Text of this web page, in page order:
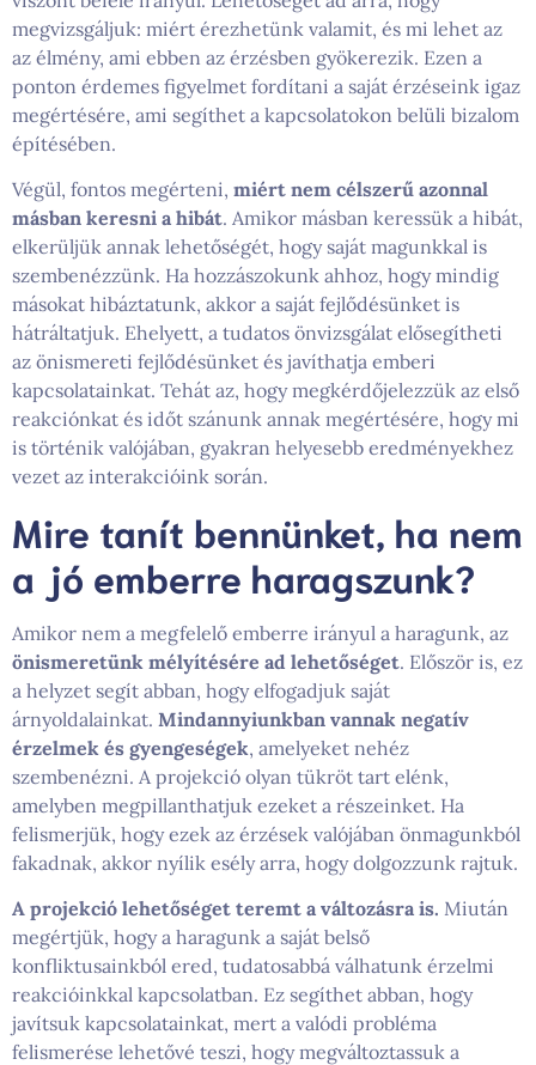
megvizsgáljuk: miért érezhetünk valamit, és mi lehet az
az élmény, ami ebben az érzésben gyökerezik. Ezen a
ponton érdemes figyelmet fordítani a saját érzéseink igaz
megértésére, ami segíthet a kapcsolatokon belüli bizalom
építésében.
Végül, fontos megérteni, miért nem célszerű azonnal
másban keresni a hibát. Amikor másban keressük a hibát,
elkerüljük annak lehetőségét, hogy saját magunkkal is
szembenézzünk. Ha hozzászokunk ahhoz, hogy mindig
másokat hibáztatunk, akkor a saját fejlődésünket is
hátráltatjuk. Ehelyett, a tudatos önvizsgálat elősegítheti
az önismereti fejlődésünket és javíthatja emberi
kapcsolatainkat. Tehát az, hogy megkérdőjelezzük az első
reakciónkat és időt szánunk annak megértésére, hogy mi
is történik valójában, gyakran helyesebb eredményekhez
vezet az interakcióink során.
Mire tanít bennünket, ha nem
a jó emberre haragszunk?
Amikor nem a megfelelő emberre irányul a haragunk, az
önismeretünk mélyítésére ad lehetőséget. Először is, ez
a helyzet segít abban, hogy elfogadjuk saját
árnyoldalainkat. Mindannyiunkban vannak negatív
érzelmek és gyengeségek, amelyeket nehéz
szembenézni. A projekció olyan tükröt tart elénk,
amelyben megpillanthatjuk ezeket a részeinket. Ha
felismerjük, hogy ezek az érzések valójában önmagunkból
fakadnak, akkor nyílik esély arra, hogy dolgozzunk rajtuk.
A projekció lehetőséget teremt a változásra is. Miután
megértjük, hogy a haragunk a saját belső
konfliktusainkból ered, tudatosabbá válhatunk érzelmi
reakcióinkkal kapcsolatban. Ez segíthet abban, hogy
javítsuk kapcsolatainkat, mert a valódi probléma
felismerése lehetővé teszi, hogy megváltoztassuk a